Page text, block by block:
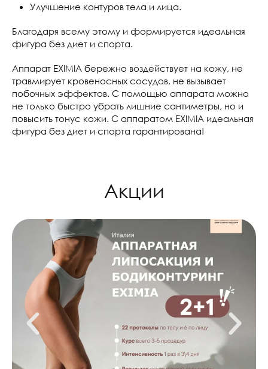
Улучшение контуров тела и лица.
Благодаря всему этому и формируется идеальная
фигура без диет и спорта.
Аппарат EXIMIA бережно воздействует на кожу, не
травмирует кровеносных сосудов, не вызывает
побочных эффектов. С помощью аппарата можно
не только быстро убрать лишние сантиметры, но и
повысить тонус кожи. С аппаратом EXIMIA идеальная
фигура без диет и спорта гарантирована!
Акции